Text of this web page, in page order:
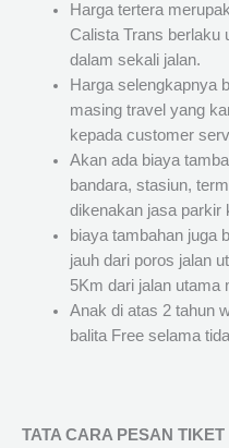
Harga tertera
Calista Trans berlaku
dalam sekali jalan.
Harga selengkapnya
masing travel yang
kepada customer
Akan ada biaya
bandara, stasiun,
dikenakan jasa parkir
biaya tambahan juga
jauh dari poros jalan
5Km dari jalan utama
Anak di atas 2 tahun
balita Free selama
TATA CARA PESAN